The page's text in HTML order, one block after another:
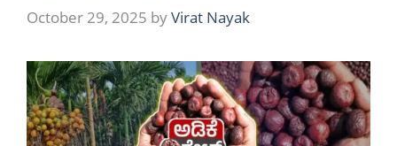
October 29, 2025 byVirat Nayak